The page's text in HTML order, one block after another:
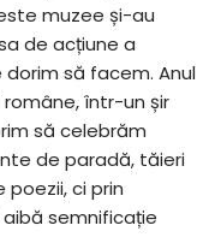
muzee și-au
de acțiune a
să facem. Anul
române, într-un șir
să celebrăm
de paradă, tăieri
poezii, ci prin
semnificație